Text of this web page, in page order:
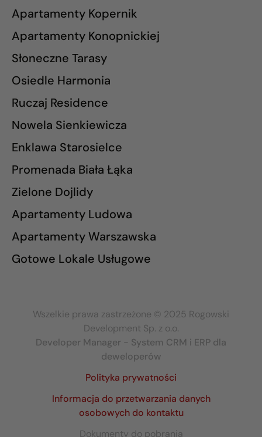
Apartamenty Kopernik
Apartamenty Konopnickiej
Słoneczne Tarasy
Osiedle Harmonia
Ruczaj Residence
Nowela Sienkiewicza
Enklawa Starosielce
Promenada Biała Łąka
Zielone Dojlidy
Apartamenty Ludowa
Apartamenty Warszawska
Gotowe Lokale Usługowe
Wszelkie prawa zastrzeżone © 2025 Rogowski
Development Sp. z o.o.
Developer Manager - System CRM i ERP dla
deweloperów
Polityka prywatności
Informacja do przetwarzania danych
osobowych do kontaktu
Dokumenty do pobrania